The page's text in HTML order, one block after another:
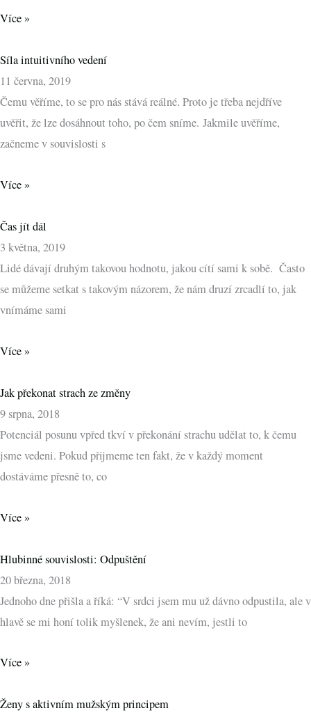
Více »
Síla intuitivního vedení
11 června, 2019
Čemu věříme, to se pro nás stává reálné. Proto je třeba nejdříve
uvěřit, že lze dosáhnout toho, po čem sníme. Jakmile uvěříme,
začneme v souvislosti s
Více »
Čas jít dál
3 května, 2019
Lidé dávají druhým takovou hodnotu, jakou cítí sami k sobě. Často
se můžeme setkat s takovým názorem, že nám druzí zrcadlí to, jak
vnímáme sami
Více »
Jak překonat strach ze změny
9 srpna, 2018
Potenciál posunu vpřed tkví v překonání strachu udělat to, k čemu
jsme vedeni. Pokud přijmeme ten fakt, že v každý moment
dostáváme přesně to, co
Více »
Hlubinné souvislosti: Odpuštění
20 března, 2018
Jednoho dne přišla a říká: “V srdci jsem mu už dávno odpustila, ale v
hlavě se mi honí tolik myšlenek, že ani nevím, jestli to
Více »
Ženy s aktivním mužským principem